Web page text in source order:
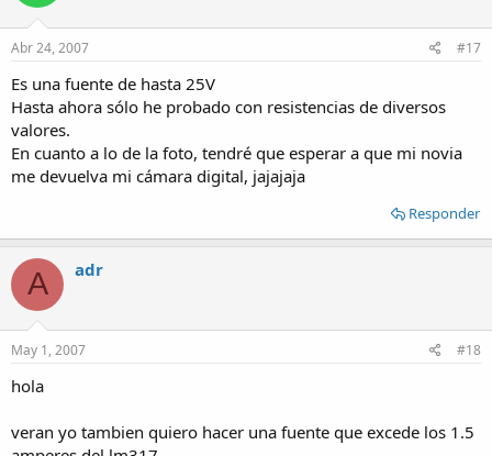
Abr 24, 2007 #17
Es una fuente de hasta 25V
Hasta ahora sólo he probado con resistencias de diversos
valores.
En cuanto a lo de la foto, tendré que esperar a que mi novia
me devuelva mi cámara digital, jajajaja
Responder
A adr
May 1, 2007 #18
hola
veran yo tambien quiero hacer una fuente que excede los 1.5